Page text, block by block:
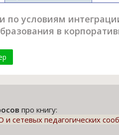
условиям
в
про книгу:
педагогических